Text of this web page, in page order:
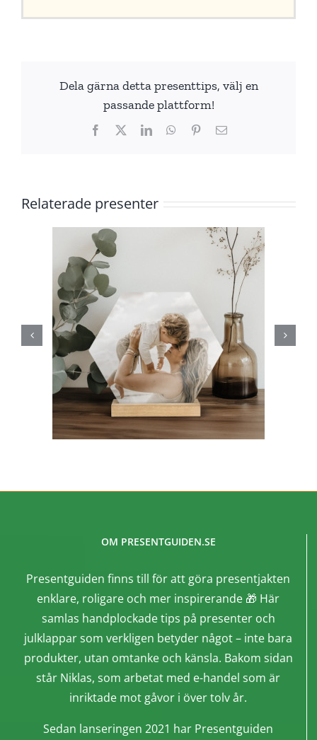
Dela gärna detta presenttips, välj en
passande plattform!
Facebook LinkedInWhatsApp
Pinterest
E-
Relaterade presenter
OM PRESENTGUIDEN.SE
Presentguiden finns till för att göra presentjakten
enklare, roligare och mer inspirerande 🎁 Här
samlas handplockade tips på presenter och
julklappar som verkligen betyder något – inte bara
produkter, utan omtanke och känsla. Bakom sidan
står Niklas, som arbetat med e-handel som är
inriktade mot gåvor i över tolv år.
Sedan lanseringen 2021 har Presentguiden